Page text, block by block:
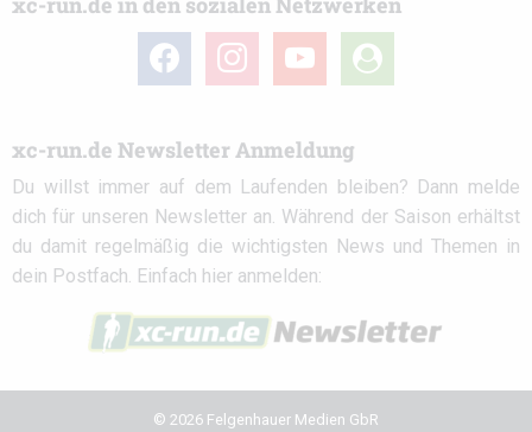
facebook instagramyoutube
user-
circle
xc-run.de Newsletter Anmeldung
Du willst immer auf dem Laufenden bleiben? Dann melde
dich für unseren Newsletter an. Während der Saison erhältst
du damit regelmäßig die wichtigsten News und Themen in
dein Postfach. Einfach hier anmelden:
© 2026 Felgenhauer Medien GbR